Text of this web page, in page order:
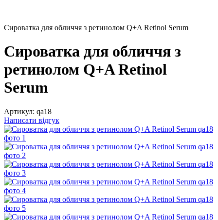
Сироватка для обличчя з ретинолом Q+A Retinol Serum
Сироватка для обличчя з
ретинолом Q+A Retinol
Serum
Артикул: qa18
Написати відгук